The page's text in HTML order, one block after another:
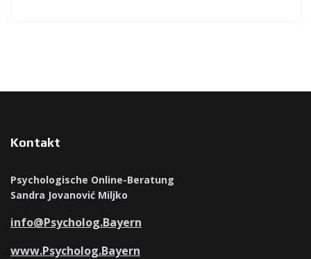
Kontakt
Psychologische Online-Beratung
Sandra Jovanović Miljko
info@Psycholog.Bayern
www.Psycholog.Bayern